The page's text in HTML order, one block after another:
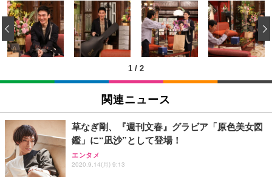
[EdoErgo] オフィスチェア 椅子 テレワーク 疲れな
い 跳ね上げ式アームレスト コンパクト 約105度ロッ
キング pc 事務椅子 360度回転 座面昇降 強化ナイロ
ン樹脂ベース 通気性メッシュ 在宅ワーク H-WY01
(黒網+黒枠+黒足)
￥5,699
SIHOO B100 オフィスチェア／デスクチェア メッシ
ュチェア 人間工学 疲れない ブラック
￥27,999
Sezlife オフィスチェア デスクチェア 疲れない テレ
ワーク チェア 強化バックレスト 30度ロッキング機
能 人間工学 椅子 腰サポート 90度跳ね上げ式アーム
EIZO ビジネス向けプレミアムモニター | FlexScan
EV3240X-WT | 31.5型4K UHD・USB Type-C・ホワ
イト
￥105,595
EIZO ビジネス向けプレミアムモニター | FlexScan
￥109,572
【純正品】27"ゲーミングモニター DualSense 充電
フック付き（CFI-ZDM1J）
Amazonベーシック ペットシーツ 薄型 レギュラー 1
回使い捨て 無香料 ホワイト 300枚
￥3,373
Amazonベーシック ペットシーツ 厚型 ワイド 42枚
x2袋(84枚) ホワイト(吸収面:ライトブルー)
￥3,234
ネオ・ルーライフ ネオ・オムツ L 中型犬用 26枚入
り 単品
1 / 2
‹
関連ニュース
草なぎ剛、『週刊文春』グラビア「原色美女図
鑑」に“凪沙”として登場！
エンタメ
2020.9.14(月) 9:13